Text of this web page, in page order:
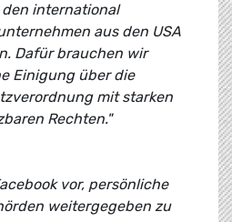
international
aus den USA
Dafür brauchen wir
Einigung über die
mit starken
Rechten."
vor, persönliche
weitergegeben zu